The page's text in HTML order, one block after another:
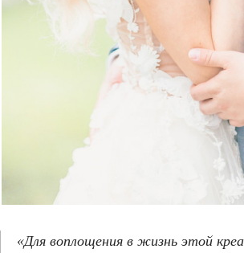
«Для воплощения в жизнь этой